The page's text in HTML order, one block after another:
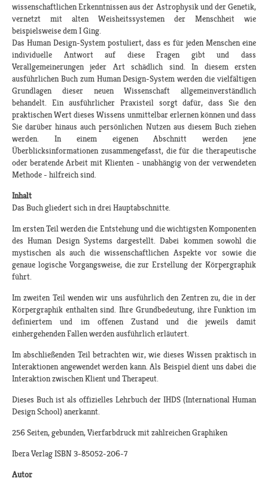
wissenschaftlichen Erkenntnissen aus der Astrophysik und der Genetik,
vernetzt mit alten Weisheitssystemen der Menschheit wie
beispielsweise dem I Ging.
Das Human Design-System postuliert, dass es für jeden Menschen eine
individuelle Antwort auf diese Fragen gibt und dass
Verallgemeinerungen jeder Art schädlich sind. In diesem ersten
ausführlichen Buch zum Human Design-System werden die vielfältigen
Grundlagen dieser neuen Wissenschaft allgemeinverständlich
behandelt. Ein ausführlicher Praxisteil sorgt dafür, dass Sie den
praktischen Wert dieses Wissens unmittelbar erlernen können und dass
Sie darüber hinaus auch persönlichen Nutzen aus diesem Buch ziehen
werden. In einem eigenen Abschnitt werden jene
Überblicksinformationen zusammengefasst, die für die therapeutische
oder beratende Arbeit mit Klienten - unabhängig von der verwendeten
Methode - hilfreich sind.
Inhalt
Das Buch gliedert sich in drei Hauptabschnitte.
Im ersten Teil werden die Entstehung und die wichtigsten Komponenten
des Human Design Systems dargestellt. Dabei kommen sowohl die
mystischen als auch die wissenschaftlichen Aspekte vor sowie die
genaue logische Vorgangsweise, die zur Erstellung der Körpergraphik
führt.
Im zweiten Teil wenden wir uns ausführlich den Zentren zu, die in der
Körpergraphik enthalten sind. Ihre Grundbedeutung, ihre Funktion im
definiertem und im offenen Zustand und die jeweils damit
einhergehenden Fallen werden ausführlich erläutert.
Im abschließenden Teil betrachten wir, wie dieses Wissen praktisch in
Interaktionen angewendet werden kann. Als Beispiel dient uns dabei die
Interaktion zwischen Klient und Therapeut.
Dieses Buch ist als offizielles Lehrbuch der IHDS (International Human
Design School) anerkannt.
256 Seiten, gebunden, Vierfarbdruck mit zahlreichen Graphiken
Ibera Verlag ISBN 3-85052-206-7
Autor